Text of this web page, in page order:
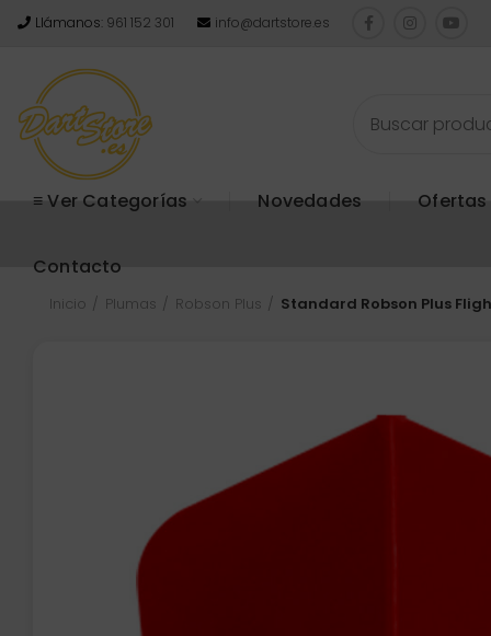
Llámanos: 961 152 301 info@dartstore.es
≡ Ver Categorías Novedades Ofertas
Contacto
Inicio Plumas Robson Plus Standard Robson Plus